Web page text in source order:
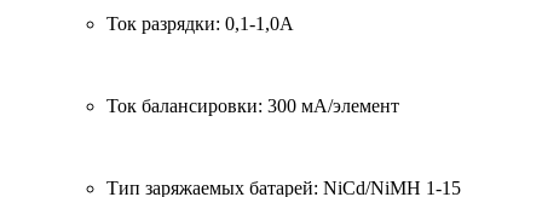
Ток разрядки: 0,1-1,0А
Ток балансировки: 300 мА/элемент
Тип заряжаемых батарей: NiCd/NiMH 1-15